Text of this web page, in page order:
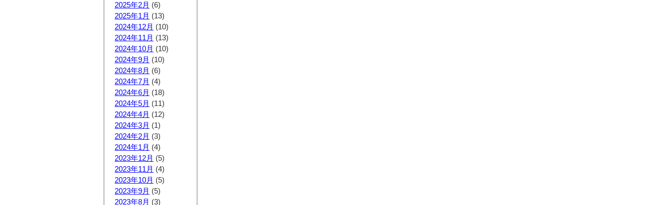
2025年2月 (6)
2025年1月 (13)
2024年12月 (10)
2024年11月 (13)
2024年10月 (10)
2024年9月 (10)
2024年8月 (6)
2024年7月 (4)
2024年6月 (18)
2024年5月 (11)
2024年4月 (12)
2024年3月 (1)
2024年2月 (3)
2024年1月 (4)
2023年12月 (5)
2023年11月 (4)
2023年10月 (5)
2023年9月 (5)
2023年8月 (3)